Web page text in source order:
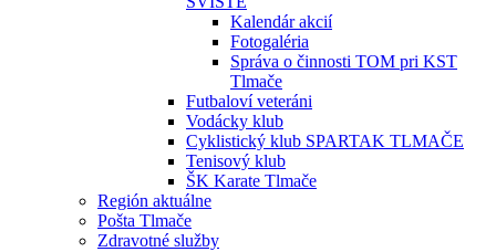
Kalendár akcií
Fotogaléria
Správa o činnosti TOM pri KST
Tlmače
Futbaloví veteráni
Vodácky klub
Cyklistický klub SPARTAK TLMAČE
Tenisový klub
ŠK Karate Tlmače
Región aktuálne
Pošta Tlmače
Zdravotné služby